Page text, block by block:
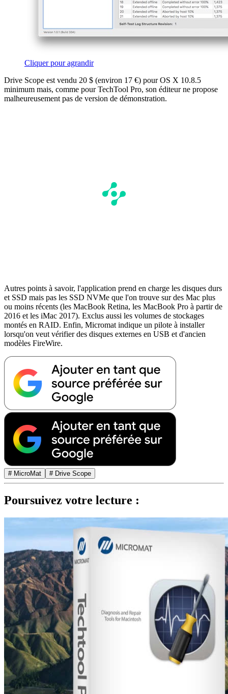
Cliquer pour agrandir
Drive Scope est vendu 20 $ (environ 17 €) pour OS X 10.8.5
minimum mais, comme pour TechTool Pro, son éditeur ne propose
malheureusement pas de version de démonstration.
Autres points à savoir, l'application prend en charge les disques durs
et SSD mais pas les SSD NVMe que l'on trouve sur des Mac plus
ou moins récents (les MacBook Retina, les MacBook Pro à partir de
2016 et les iMac 2017). Exclus aussi les volumes de stockages
montés en RAID. Enfin, Micromat indique un pilote à installer
lorsqu'on veut vérifier des disques externes en USB et d'ancien
modèles FireWire.
# MicroMat # Drive Scope
Poursuivez votre lecture :